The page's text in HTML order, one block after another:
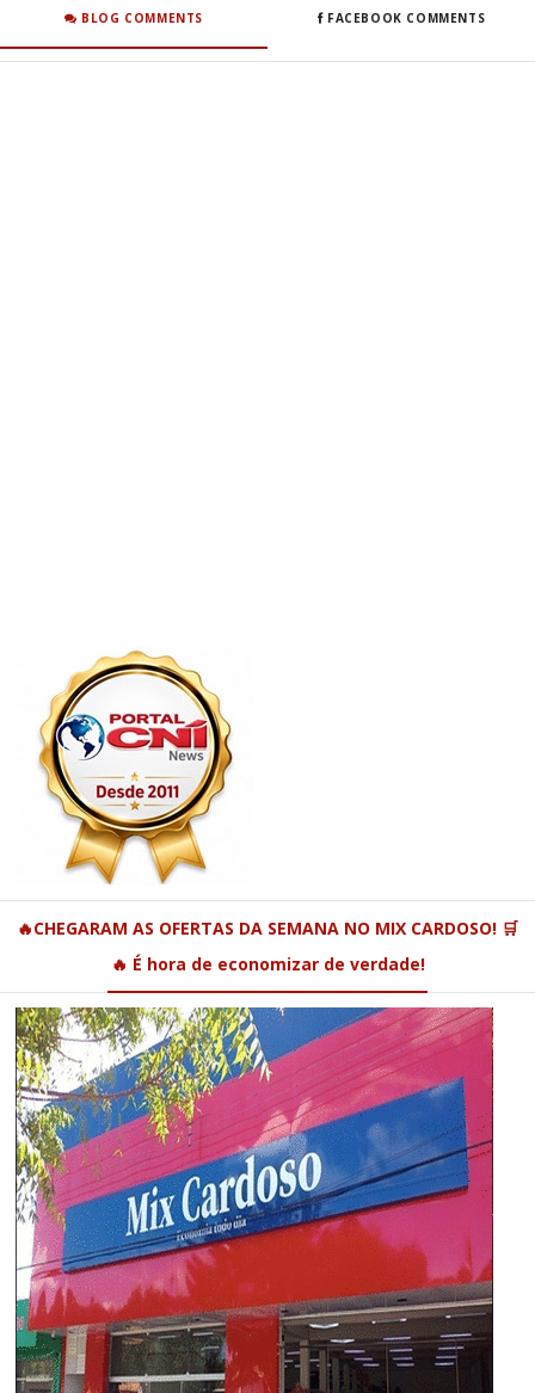
BLOG COMMENTS FACEBOOK COMMENTS
🔥CHEGARAM AS OFERTAS DA SEMANA NO MIX CARDOSO! 🛒
🔥 É hora de economizar de verdade!